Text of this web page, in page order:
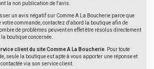
la non publication de l'avis.
un avis négatif sur Comme A La Boucherie parce que
commande, contactez d'abord la boutique afin de
de problèmes peuvent en effet être résolus directement
boutique concernée.
client du site Comme A La Boucherie . Pour toute
seule la boutique est apte à vous apporter une réponse et
via son service client.